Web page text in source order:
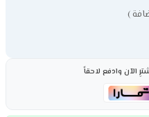
)
الآن وادفع لاحقاً